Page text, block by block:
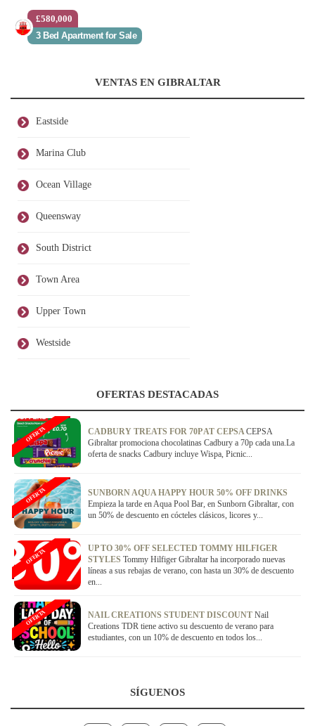
£580,000
3 Bed Apartment for Sale
VENTAS EN GIBRALTAR
Eastside
Marina Club
Ocean Village
Queensway
South District
Town Area
Upper Town
Westside
OFERTAS DESTACADAS
CADBURY TREATS FOR 70P AT CEPSACEPSA
Gibraltar promociona chocolatinas Cadbury a 70p cada una.La
oferta de snacks Cadbury incluye Wispa, Picnic...
OFERTA
SUNBORN AQUA HAPPY HOUR 50% OFF DRINKS
Empieza la tarde en Aqua Pool Bar, en Sunborn Gibraltar, con
un 50% de descuento en cócteles clásicos, licores y...
OFERTA
UP TO 30% OFF SELECTED TOMMY HILFIGER
STYLES Tommy Hilfiger Gibraltar ha incorporado nuevas
líneas a sus rebajas de verano, con hasta un 30% de descuento
en...
OFERTA
NAIL CREATIONS STUDENT DISCOUNT Nail
Creations TDR tiene activo su descuento de verano para
estudiantes, con un 10% de descuento en todos los...
OFERTA
SÍGUENOS